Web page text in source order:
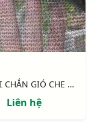
LƯỚI CHẮN GIÓ CHE MÁT (CHẮN 50% SỨC GIÓ)
Liên hệ